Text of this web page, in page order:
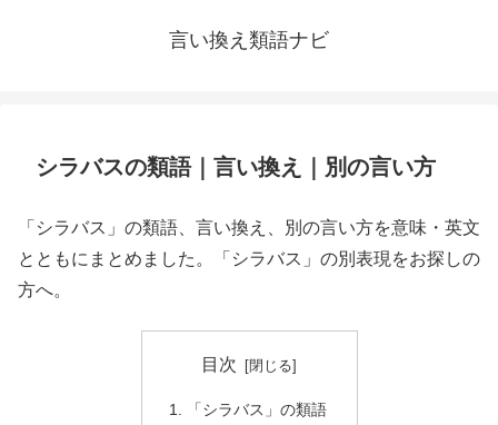
言い換え類語ナビ
シラバスの類語｜言い換え｜別の言い方
「シラバス」の類語、言い換え、別の言い方を意味・英文
とともにまとめました。「シラバス」の別表現をお探しの
方へ。
目次
「シラバス」の類語